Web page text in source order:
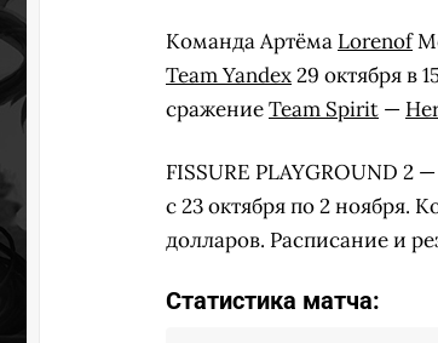
Команда Артёма Lorenof
Team Yandex29 октября в
сражениеTeam Spirit —
FISSURE PLAYGROUND
с 23 октября по 2 ноября.
долларов. Расписание и
Статистика матча: